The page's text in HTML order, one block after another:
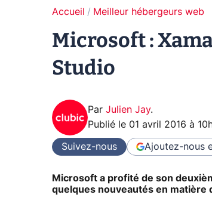
Accueil Meilleur hébergeurs web
Microsoft :
Studio
Par Julien Jay.
Publié le 01 avril 2016 à
Suivez-nous Ajoutez-nous
Microsoft a profité de son
quelques nouveautés en matière